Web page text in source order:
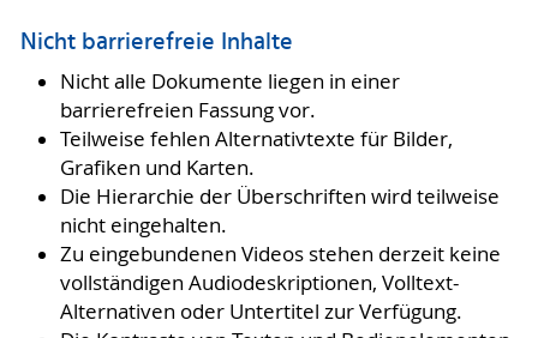
Nicht barrierefreie Inhalte
Nicht alle Dokumente liegen in einer
barrierefreien Fassung vor.
Teilweise fehlen Alternativtexte für Bilder,
Grafiken und Karten.
Die Hierarchie der Überschriften wird teilweise
nicht eingehalten.
Zu eingebundenen Videos stehen derzeit keine
vollständigen Audiodeskriptionen, Volltext-
Alternativen oder Untertitel zur Verfügung.